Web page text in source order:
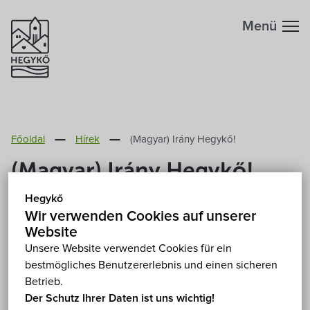
Hegykő
Wir verwenden Cookies auf unserer
Website
Unsere Website verwendet Cookies für ein
bestmögliches Benutzererlebnis und einen sicheren
Betrieb.
Der Schutz Ihrer Daten ist uns wichtig!
Menü
Főoldal Hírek (Magyar) Irány Hegykő!
(Magyar) Irány Hegykő!
2015. April 30.
Leider ist der Eintrag nur aufMagyarverfügbar.